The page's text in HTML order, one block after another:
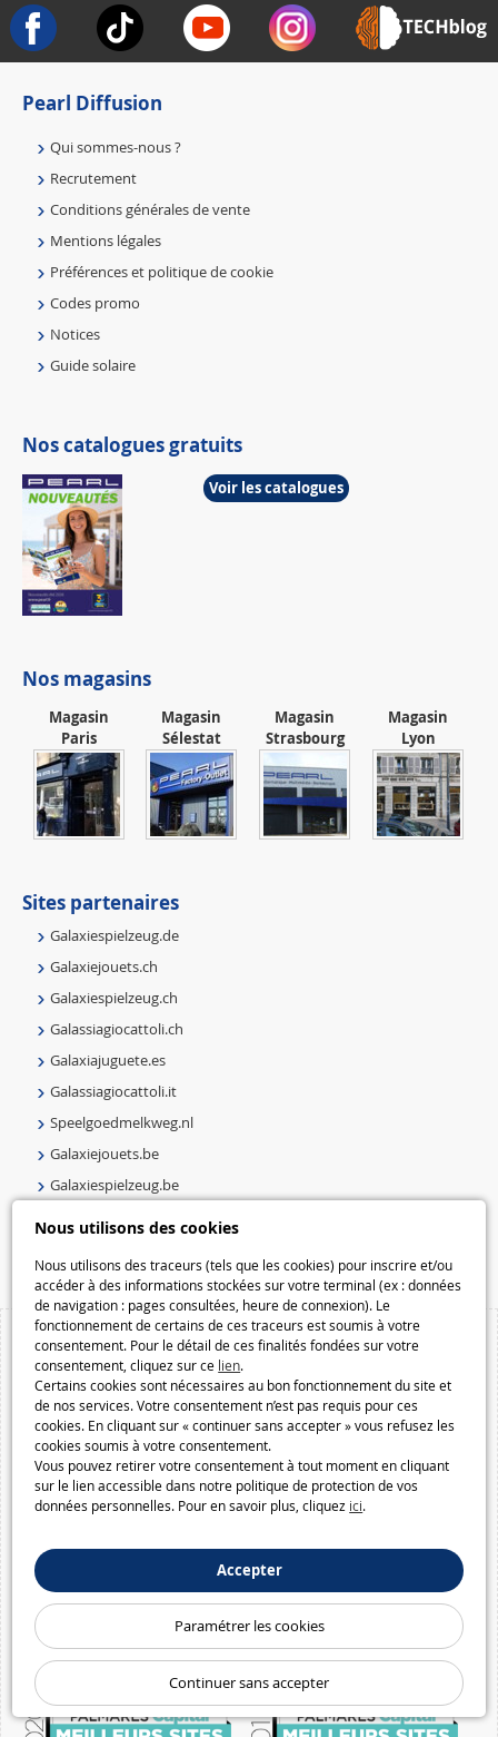
Nous utilisons des cookies
Nous utilisons des traceurs (tels que les cookies) pour inscrire et/ou
accéder à des informations stockées sur votre terminal (ex : données
de navigation : pages consultées, heure de connexion). Le
fonctionnement de certains de ces traceurs est soumis à votre
consentement. Pour le détail de ces finalités fondées sur votre
consentement, cliquez sur ce lien.
Certains cookies sont nécessaires au bon fonctionnement du site et
de nos services. Votre consentement n’est pas requis pour ces
cookies. En cliquant sur « continuer sans accepter » vous refusez les
cookies soumis à votre consentement.
Vous pouvez retirer votre consentement à tout moment en cliquant
sur le lien accessible dans notre politique de protection de vos
données personnelles. Pour en savoir plus, cliquez ici.
Accepter
Paramétrer les cookies
Continuer sans accepter
Pearl Diffusion
Qui sommes-nous ?
Recrutement
Conditions générales de vente
Mentions légales
Préférences et politique de cookie
Codes promo
Notices
Guide solaire
Nos catalogues gratuits
Voir les catalogues
Nos magasins
Magasin
Paris
Magasin
Sélestat
Magasin
Strasbourg
Magasin
Lyon
Sites partenaires
Galaxiespielzeug.de
Galaxiejouets.ch
Galaxiespielzeug.ch
Galassiagiocattoli.ch
Galaxiajuguete.es
Galassiagiocattoli.it
Speelgoedmelkweg.nl
Galaxiejouets.be
Galaxiespielzeug.be